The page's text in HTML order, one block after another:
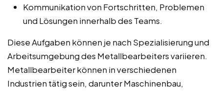
Kommunikation von Fortschritten, Problemen
und Lösungen innerhalb des Teams.
Diese Aufgaben können je nach Spezialisierung und
Arbeitsumgebung des Metallbearbeiters variieren.
Metallbearbeiter können in verschiedenen
Industrien tätig sein, darunter Maschinenbau,